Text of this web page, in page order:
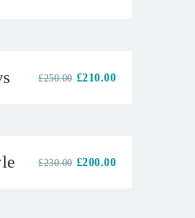
£250.00 El
£210.00El
£230.00 El
£200.00El